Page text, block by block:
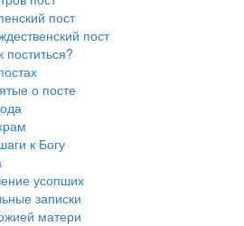
пост
пост
поститься?
о посте
к Богу
усопших
записки
матери